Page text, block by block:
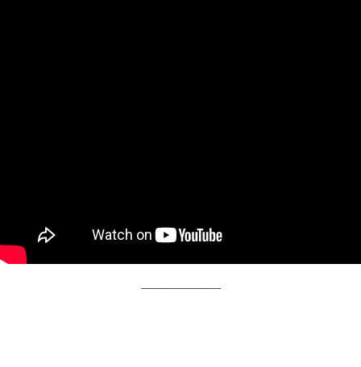
---------------------------------